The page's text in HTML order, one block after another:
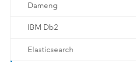
Dameng
IBM Db2
Elasticsearch